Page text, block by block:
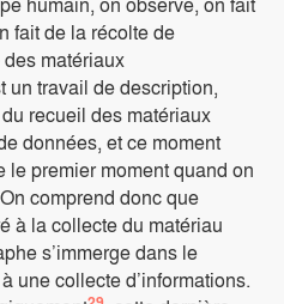
fait de la récolte de
matériaux
travail de description,
recueil des matériaux
données, et ce moment
premier moment quand on
comprend donc que
à la collecte du matériau
s’immerge dans le
une collecte d’informations.